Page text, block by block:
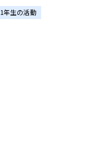
1年生の活動